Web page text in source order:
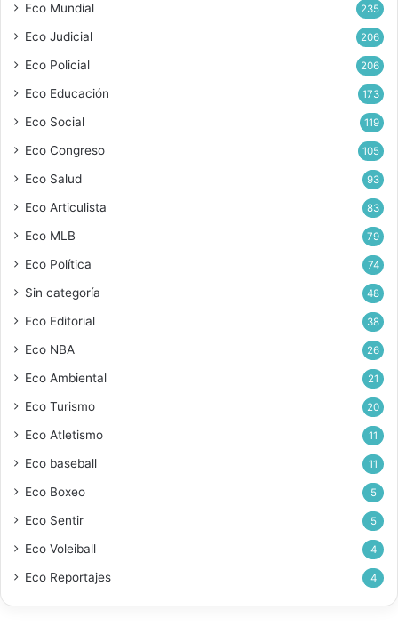
Eco Mundial 235
Eco Judicial 206
Eco Policial 206
Eco Educación 173
Eco Social 119
Eco Congreso 105
Eco Salud 93
Eco Articulista 83
Eco MLB 79
Eco Política 74
Sin categoría 48
Eco Editorial 38
Eco NBA 26
Eco Ambiental 21
Eco Turismo 20
Eco Atletismo 11
Eco baseball 11
Eco Boxeo 5
Eco Sentir 5
Eco Voleiball 4
Eco Reportajes 4